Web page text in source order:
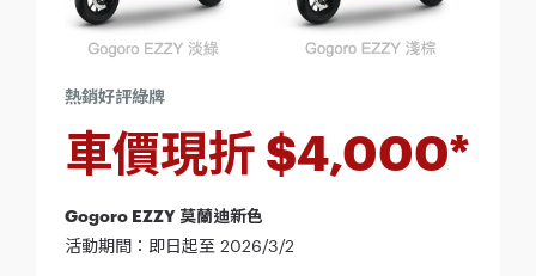
熱銷好評綠牌
車價現折 $4,000*
Gogoro EZZY 莫蘭迪新色
活動期間：即日起至 2026/3/2